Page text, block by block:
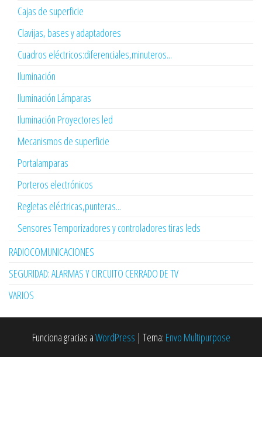
Cajas de superficie
Clavijas, bases y adaptadores
Cuadros eléctricos:diferenciales,minuteros...
Iluminación
Iluminación Lámparas
Iluminación Proyectores led
Mecanismos de superficie
Portalamparas
Porteros electrónicos
Regletas eléctricas,punteras...
Sensores Temporizadores y controladores tiras leds
RADIOCOMUNICACIONES
SEGURIDAD: ALARMAS Y CIRCUITO CERRADO DE TV
VARIOS
Funciona gracias aWordPress | Tema: Envo Multipurpose